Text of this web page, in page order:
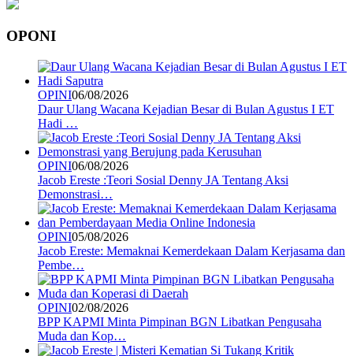
OPONI
OPINI06/08/2026
Daur Ulang Wacana Kejadian Besar di Bulan Agustus I ET
Hadi …
OPINI06/08/2026
Jacob Ereste :Teori Sosial Denny JA Tentang Aksi
Demonstrasi…
OPINI05/08/2026
Jacob Ereste: Memaknai Kemerdekaan Dalam Kerjasama dan
Pembe…
OPINI02/08/2026
BPP KAPMI Minta Pimpinan BGN Libatkan Pengusaha
Muda dan Kop…